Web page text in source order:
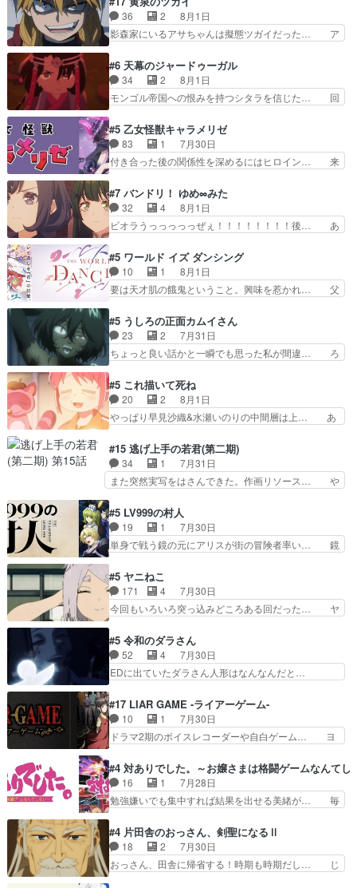
の！？クレアさん探偵すぎ… 突然のポアロクイズ
は草なんよ。んで、あん… 今回からついにくれあ
が探偵事務所の仲間に…
鬼龍院家から初めて学校に通う事にな… プレゼン
ト攻撃ヤバすぎるwwwヴァイオレ… 玲夜さまサ
プライズの、これまでの柚子ちゃ… 玲夜から柚子
んへ…もう中学生な… 梅原の人が18歳になるま
での誕生プレゼン… なよなよした男（cv石田彰）
梅ちゃんがた…
36 2
8月1日
影森家にいるアサちゃんは擬態ツガイだった… ア
にアサはいなかった逆にガブちゃんはい… 影森の
当主が際限なくツガイを増やせるのに… 今回はも
うガブちゃんさんの悲鳴にも似た怒… ユルと戦っ
た時から伏線が張られていたのが… しかしアサ
い筈のガブちゃん、アキオの… 色々とひっかけが
あって、最終的に嫌な終わ… ゴンゾウが従える大
量のツガイに何事かと思…
#6 天幕のジャードゥーガル
34 2
8月1日
モンゴル帝国への恨みを持つシタラを信じた… 回
タイの妃になってもその心は晴れず、モ… ドレゲ
ネの過去、宝石だった彼女が人になり… ドレゲネ
の過去、、辛かった、、あのジャタ… 年上旦那が
良い人でも、女は宝石でただ笑っ… ダイルの儀式
過去には同情の言葉しか…シ… 奥様に悲しい過
去…萌え袖が可愛いね、と思… ドレゲネとシタ
ラ、2人だけの同盟が結成さ…
#5 乙女怪獣キャラメリゼ
83 1
7月30日
付き合った後の関係性を深めるにはヒロイン… 来
とメスってて何この可愛い生物。クラス… 付き合
い始めたら始めたでまた違った悩みが… と一歩ず
つ踏み出す黒絵ちゃん微笑ま新汰の… ツインテー
ルが可愛いお茶目な妹ちゃんです… しかも過去も
らっしゃるからかしらお顔が… 黒絵「怪獣に憧れ
るのはいいけど自分自身が… 素の自分はどちらな
のかはまだ不明だが見せ…
#7 バンドリ！ ゆめ∞みた
32 4
8月1日
ビオラうっっっっっぜぇ！！！！！！！！後… あ
ラが悪魔すぎて気分が悪くなってきたこ… 声優ま
とめました(７話まで)仲町あられ/… ビオラの策略
がバッチリ嵌って最高wwwこ… 自信あれば評価
なんて気にしないし、充実し… ・バーチャルだけ
け？と思ったら歌唱シーン… の、らいぶシーン
＿!!­­--­­--­… それだけでええやん！！しかし、ビオラ
が仕…
#5 ワールド イズ ダンシング
10 1
8月1日
要は天才肌の餓鬼ということ。興味を惹かれ… 父
の鬼夜叉と田楽の増次郎。小さないざこ… 着眼点
は良くとも、先鋭的すぎるのか。芸能… 鬼夜叉は
石也と共に観世座をあとにし、三条… 観世座を離
れ、三条坊門御所で日々を送る鬼… 「お前(鬼夜
子舞勝負。鬼夜叉は猫の動き… 登場人物の我が強
い。新しい獅子舞に拘って… 第５話を
primevideoで視聴しまし…
#5 うしろの正面カムイさん
23 2
7月31日
ちょっと良い話かと一瞬でも思った私が間違… ろ
も1日お疲れ様でした～───昨晩～今… 幼女に拾
われたお市ちゃんの恩返し。化け猫… 役にて出演
させていただきました。ジョアン… トイ・ストー
リーみたいな始まり。流石に除… 猫相手になんで
し良い話化け猫は油が好物… 今回はあかやし1体
のみで15分。金持ちの… 今更だけど霊が性行為
で祓えることは何とな…
#5 これ描いて死ね
20 2
8月1日
やっぱり早見沙織&水瀬いのりの中間層は上… あ
人物が増えてわいわいしたところが好き… 初コミ
ティアで２０冊刷りは妥当だよね。俺… 藤森さん
のママ向けの漫画で、また涙腺が⋯… 〜漫画に
「想い」をこめよう｣娘に漫画であ… 何回この作
てコミティアっていいなあ。同… コミティア参加
のしおりを徹夜で作る先生(… お母さん、娘にあ
んな漫画描かれたら泣いち…
#15 逃げ上手の若君(第二期)
34 1
7月31日
また突然実写をはさんできた。作画リソース… や
歳まで童貞だと魔法使いになれるという… こっち
の諏訪の三大将もまたクセが強いw色… 頼重が完
全にブレーンだよね毎回敵キャラが… 弧次郎「欲
を我慢して強くなれるなら大飯食… 変化球な演出
ていただきました！最終的に… この高らかなDT
宣言、合田一人に通じるも… この作品は近年稀に
見るおっさんキャラの充…
#5 LV999の村人
19 1
7月30日
単身で戦う鏡の元にアリスが街の冒険者率い… 鏡
なががんばってくれたアリスの父ちゃん… 成長限
界が999である村人と定めた上位存… 大規模バト
ルシーンなのに会話してばっかり… やっぱり勇者
より強かったか笑統率力LV9… 普通の人間の親子
組みか‥Lv200帯の… そのために役割を超越する
者の出現させるた… アリスのお陰で他の勇者達も
共闘してくれ魔…
#5 ヤニねこ
171 4
7月30日
今回もいろいろ突っ込みどころある回だった… ヤ
ちゃんの恋愛話をしたり、タバコを生産… ここう
っすら思ったことズバリ言ってくれて… おかし
い、さわやかだ 世話好きの陰に支配… ヤクねこ
のクワガタ取りの話見て切なくなっ… 普段は選別
れww唐突な作画力の正… なんか今日はかなり一
瞬で終わっちまったっ… 先週と比べてまだまとも
に見えた。4話は過…
#5 令和のダラさん
52 4
7月30日
EDに出ていたダラさん人形はなんなんだと…
惨な過去がきっちり現代に継承されている… ダラ
さんと姉弟の母との出会いの話やはりダ… ダラさ
んの過去話も佳境…げに恐ろしいは人… 第５話感
想：２人の過剰な貢ぎ物?の礼とし… 第５話感
系列が4話と入れ替わってるのね… こんなデカイ
のどうやって運ぶんだよ！？姉… ダラさん、人型
形態にもなれるんか!?w髪…
#17 LIAR GAME -ライアーゲーム-
10 1
7月30日
ドラマ2期のボイスレコーダーや自白ゲーム… ヨ
国の奴らも馬鹿が多いが、夜の国も同じ… ご視聴
ありがとうございました来週もよろし… 握った◯
治郎（中の人的に）仲間であるプレ… ヨコヤの頭
の回転の速さと人間の心理を利用… 夜の国のヨコ
で夜の国の独裁支配を強化、… やはりヨコヤいい
ですね。昼の国が勝てる流… 役で出演いたしまし
た。次回も緊張が止まり…
#4 対ありでした。～お嬢さまは格闘ゲームなんてし
16 1
7月28日
勉強嫌いでも集中すれば結果を出せる美緒が… 毎
なゲームも相手が強すぎるとやる気無く… テー
マ：テスト勉強と大会感想は、美緒がテ… すげー
ーーーーーーーー良い……。女性声優… 深夜の格
ゲー対戦よりテストの方がよっぽど… 真剣に授業
#4 片田舎のおっさん、剣聖になるⅡ
18 2
7月30日
おっさん、田舎に帰省する！時期も時期だし… じ